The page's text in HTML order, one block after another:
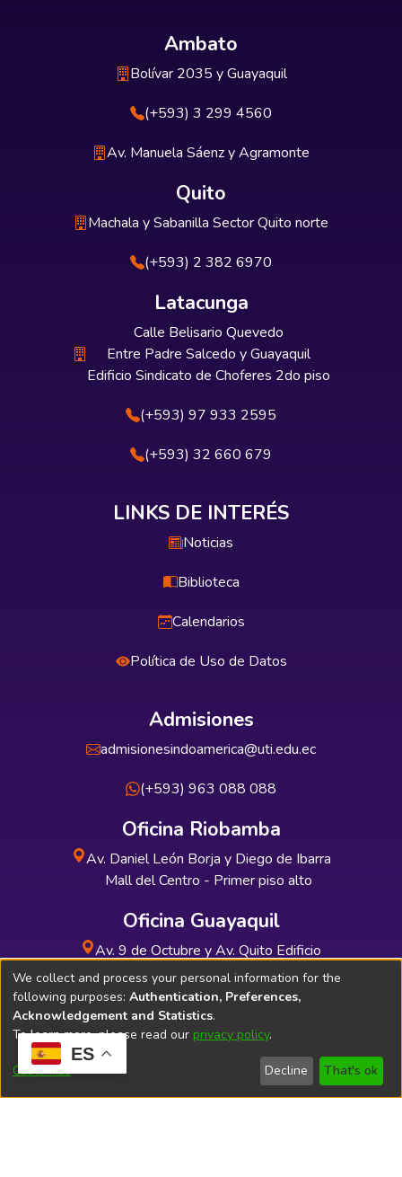
ES
Ambato
Bolívar 2035 y Guayaquil
(+593) 3 299 4560
Av. Manuela Sáenz y Agramonte
Quito
Machala y Sabanilla Sector Quito norte
(+593) 2 382 6970
Latacunga
Calle Belisario Quevedo
Entre Padre Salcedo y Guayaquil
Edificio Sindicato de Choferes 2do piso
(+593) 97 933 2595
(+593) 32 660 679
LINKS DE INTERÉS
Noticias
Biblioteca
Calendarios
Política de Uso de Datos
Admisiones
admisionesindoamerica@uti.edu.ec
(+593) 963 088 088
Oficina Riobamba
Av. Daniel León Borja y Diego de Ibarra
Mall del Centro - Primer piso alto
Oficina Guayaquil
Av. 9 de Octubre y Av. Quito Edificio
INDUAUTO - Planta baja
Soporte Técnico Bibliolatino.com
We collect and process your personal information for the
following purposes: Authentication, Preferences,
Acknowledgement and Statistics.
To learn more, please read our privacy policy.
Customize Decline That's ok